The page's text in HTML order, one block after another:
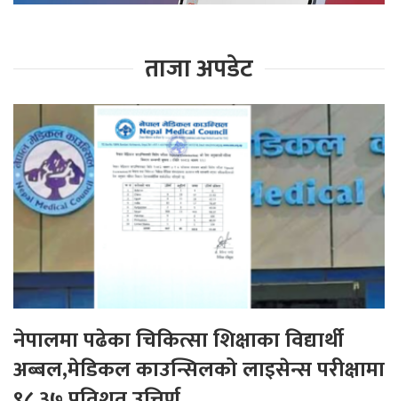
ताजा अपडेट
नेपालमा पढेका चिकित्सा शिक्षाका विद्यार्थी
अब्बल,मेडिकल काउन्सिलको लाइसेन्स परीक्षामा